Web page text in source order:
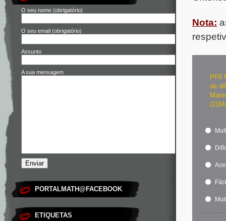
O seu nome (obrigatório)
O seu email (obrigatório)
Assunto
A sua mensagem
PORTALMATH@FACEBOOK
ETIQUETAS
Nota:
PF6
de